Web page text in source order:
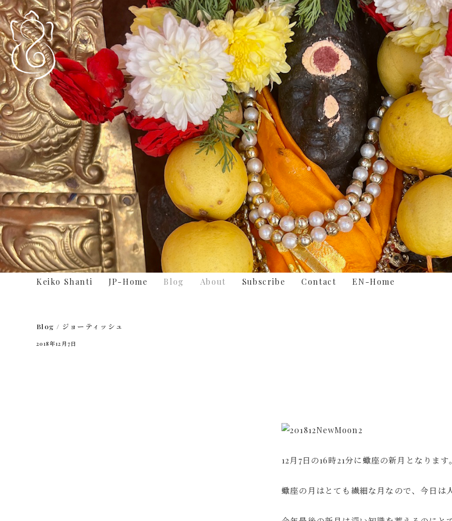
Keiko Shanti JP-Home Blog About Subscribe Contact EN-Home
Blog / ジョーティッシュ
2018年12月7日
12月7日の16時21分に蠍座の新月となります。
蠍座の月はとても繊細な月なので、今日